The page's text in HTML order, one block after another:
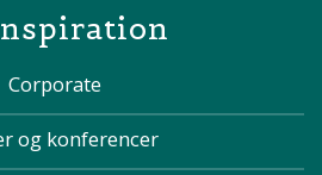
Corporate
og konferencer